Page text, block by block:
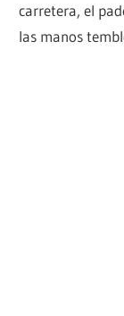
carretera, el
las manos